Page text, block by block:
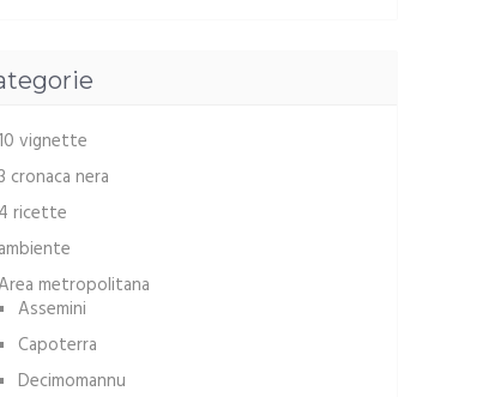
vignette
3 cronaca nera
4 ricette
ambiente
metropolitana
Assemini
Capoterra
Decimomannu